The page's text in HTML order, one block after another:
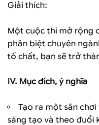
Giải thích:
Một cuộc thi mở rộng
phân biệt chuyên
tố chất, bạn sẽ trở
IV. Mục đích, ý nghĩa
Tạo ra một sân
sáng tạo và theo đuổi